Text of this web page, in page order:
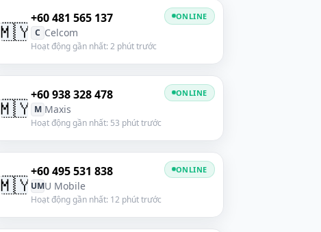
🇲🇾
+60 481 565 137
C Celcom
Hoạt động gần nhất: 2 phút trước
ONLINE
🇲🇾
+60 938 328 478
M Maxis
Hoạt động gần nhất: 53 phút trước
ONLINE
🇲🇾
+60 495 531 838
UMU Mobile
Hoạt động gần nhất: 12 phút trước
ONLINE